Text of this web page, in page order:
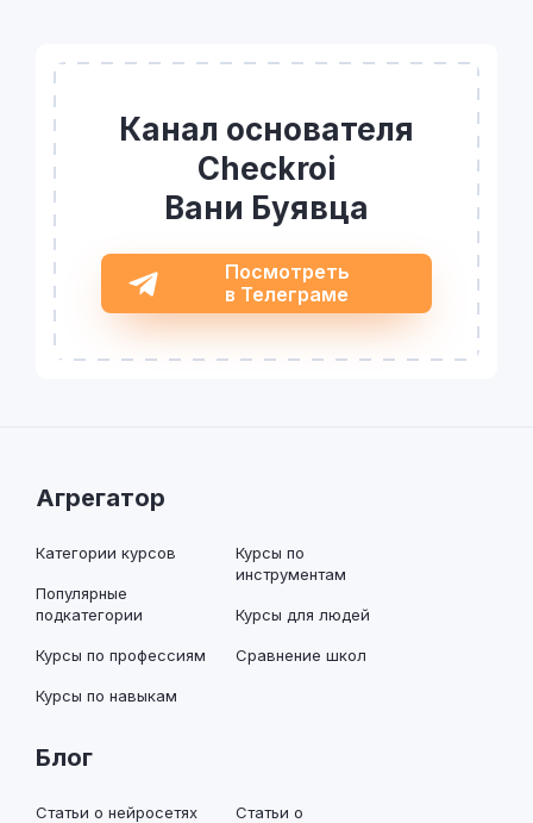
Канал основателя
Checkroi
Вани Буявца
Посмотреть
в Телеграме
Агрегатор
Категории курсов
Популярные
подкатегории
Курсы по профессиям
Курсы по навыкам
Курсы по
инструментам
Курсы для людей
Сравнение школ
Блог
Статьи о нейросетях
Статьи о